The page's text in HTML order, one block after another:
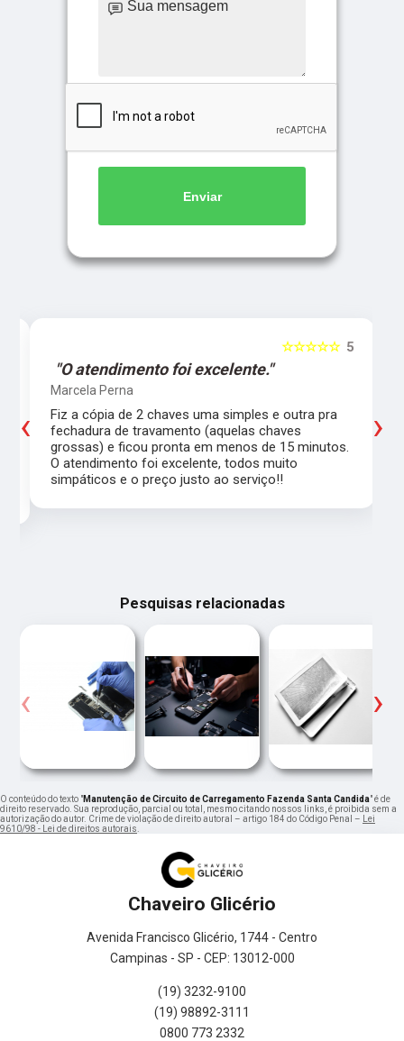
Enviar
5
☆☆☆☆☆
"O atendimento foi excelente."
Marcela Perna
Fiz a cópia de 2 chaves uma simples e outra pra
fechadura de travamento (aquelas chaves
grossas) e ficou pronta em menos de 15 minutos.
O atendimento foi excelente, todos muito
simpáticos e o preço justo ao serviço!!
‹ ›
Pesquisas relacionadas
‹ ›
O conteúdo do texto "Manutenção de Circuito de Carregamento Fazenda Santa Candida" é de
direito reservado. Sua reprodução, parcial ou total, mesmo citando nossos links, é proibida sem a
autorização do autor. Crime de violação de direito autoral – artigo 184 do Código Penal – Lei
9610/98 - Lei de direitos autorais.
Chaveiro Glicério
Avenida Francisco Glicério, 1744 - Centro
Campinas - SP - CEP: 13012-000
(19) 3232-9100
(19) 98892-3111
0800 773 2332